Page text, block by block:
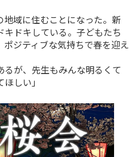
地域に住むことになった。新
キドキしている。子どもたち
ジティブな気持ちで春を迎え
るが、先生もみんな明るくて
しい」